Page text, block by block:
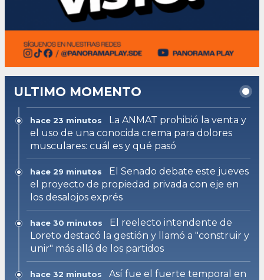
ULTIMO MOMENTO
hace 23 minutos
La ANMAT prohibió la venta y
el uso de una conocida crema para dolores
musculares: cuál es y qué pasó
hace 29 minutos
El Senado debate este jueves
el proyecto de propiedad privada con eje en
los desalojos exprés
hace 30 minutos
El reelecto intendente de
Loreto destacó la gestión y llamó a "construir y
unir" más allá de los partidos
hace 32 minutos
Así fue el fuerte temporal en